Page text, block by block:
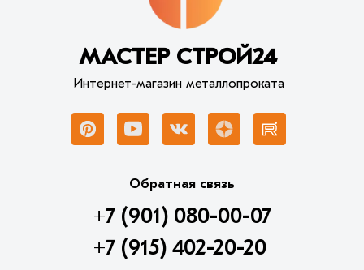
МАСТЕР СТРОЙ24
Интернет-магазин металлопроката
Обратная связь
+7 (901) 080-00-07
+7 (915) 402-20-20